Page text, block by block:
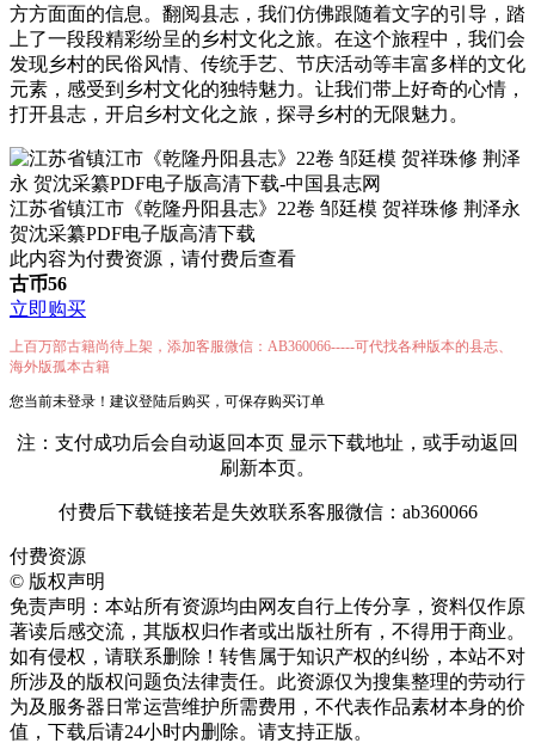
方方面面的信息。翻阅县志，我们仿佛跟随着文字的引导，踏
上了一段段精彩纷呈的乡村文化之旅。在这个旅程中，我们会
发现乡村的民俗风情、传统手艺、节庆活动等丰富多样的文化
元素，感受到乡村文化的独特魅力。让我们带上好奇的心情，
打开县志，开启乡村文化之旅，探寻乡村的无限魅力。
江苏省镇江市《乾隆丹阳县志》22卷 邹廷模 贺祥珠修 荆泽永
贺沈采纂PDF电子版高清下载
此内容为付费资源，请付费后查看
古币56
立即购买
上百万部古籍尚待上架，添加客服微信：AB360066-----可代找各种版本的县志、
海外版孤本古籍
您当前未登录！建议登陆后购买，可保存购买订单
注：支付成功后会自动返回本页 显示下载地址，或手动返回
刷新本页。
付费后下载链接若是失效联系客服微信：ab360066
付费资源
© 版权声明
免责声明：本站所有资源均由网友自行上传分享，资料仅作原
著读后感交流，其版权归作者或出版社所有，不得用于商业。
如有侵权，请联系删除！转售属于知识产权的纠纷，本站不对
所涉及的版权问题负法律责任。此资源仅为搜集整理的劳动行
为及服务器日常运营维护所需费用，不代表作品素材本身的价
值，下载后请24小时内删除。请支持正版。